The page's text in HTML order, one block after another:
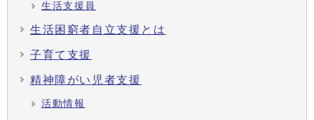
生活支援員
生活困窮者自立支援とは
子育て支援
精神障がい児者支援
活動情報